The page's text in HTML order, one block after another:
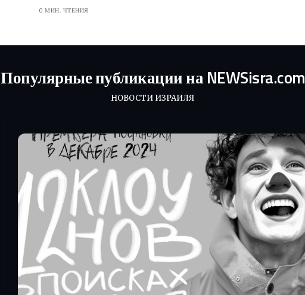
0 МИН. ЧТЕНИЯ
Популярные публикации на NEWSisra.com
НОВОСТИ ИЗРАИЛЯ